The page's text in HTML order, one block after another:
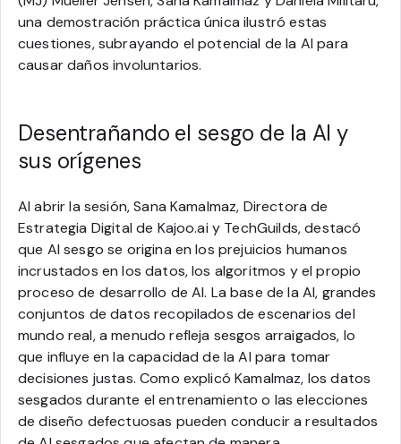
una demostración práctica única ilustró estas
cuestiones, subrayando el potencial de la AI para
causar daños involuntarios.
Desentrañando el sesgo de la AI y
sus orígenes
Al abrir la sesión, Sana Kamalmaz, Directora de
Estrategia Digital de Kajoo.ai y TechGuilds, destacó
que AI sesgo se origina en los prejuicios humanos
incrustados en los datos, los algoritmos y el propio
proceso de desarrollo de AI. La base de la AI, grandes
conjuntos de datos recopilados de escenarios del
mundo real, a menudo refleja sesgos arraigados, lo
que influye en la capacidad de la AI para tomar
decisiones justas. Como explicó Kamalmaz, los datos
sesgados durante el entrenamiento o las elecciones
de diseño defectuosas pueden conducir a resultados